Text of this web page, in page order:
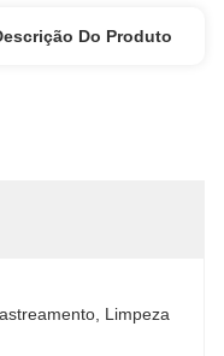
Do Produto
Limpeza